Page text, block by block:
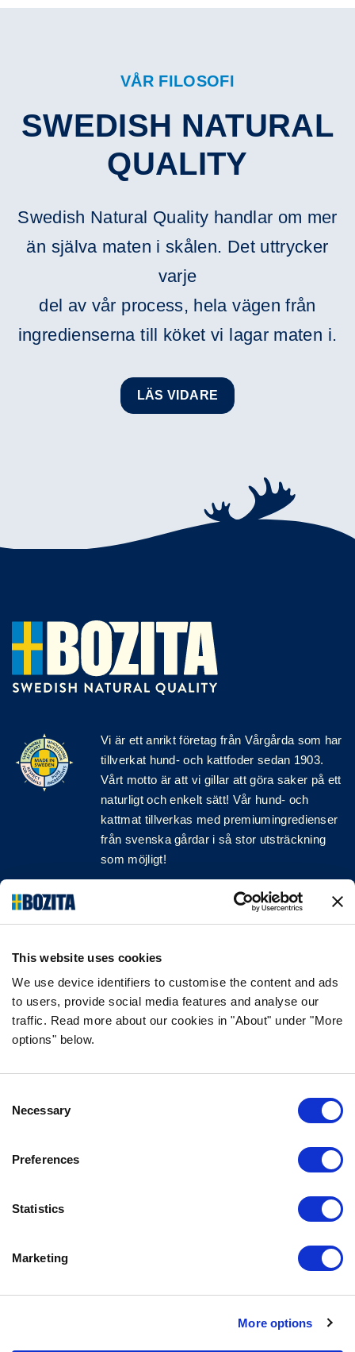
This website uses cookies
We use device identifiers to customise the content and ads
to users, provide social media features and analyse our
traffic. Read more about our cookies in "About" under "More
options" below.
Selection
Necessary
Preferences
Statistics
Marketing
More options
VÅR FILOSOFI
SWEDISH NATURAL
QUALITY
Swedish Natural Quality handlar om mer
än själva maten i skålen. Det uttrycker
varje
del av vår process, hela vägen från
ingredienserna till köket vi lagar maten i.
LÄS VIDARE
Vi är ett anriktföretag från Vårgårda som har
tillverkat hund- och kattfoder sedan 1903.
Vårt motto är att vi gillar att göra saker på ett
naturligt och enkelt sätt! Vår hund- och
kattmat tillverkas med premiumingredienser
från svenska gårdar i så stor utsträckning
som möjligt!
Följ oss på sociala medier
INFORMATION
VANLIGA FRÅGOR & SVAR
OM FÖRETAGET
KUNDTJÄNST
INFO@BOZITA.SE
BOZITA
PARTNER IN PET FOOD NORDICS AB